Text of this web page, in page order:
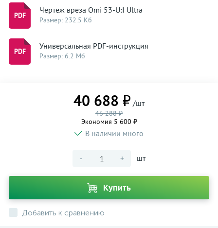
Чертеж вреза Omi 53-U:I Ultra
Размер: 232.5 Кб
Универсальная PDF-инструкция
Размер: 6.2 Мб
40 688 ₽ /шт
46 288 ₽
Экономия 5 600 ₽
В наличии много
- + шт
Купить
Добавить к сравнению